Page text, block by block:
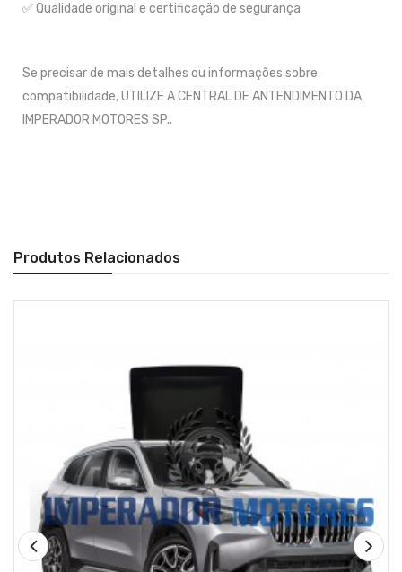
✅ Qualidade original e certificação de segurança
Se precisar de mais detalhes ou informações sobre
compatibilidade, UTILIZE A CENTRAL DE ANTENDIMENTO DA
IMPERADOR MOTORES SP..
Produtos Relacionados